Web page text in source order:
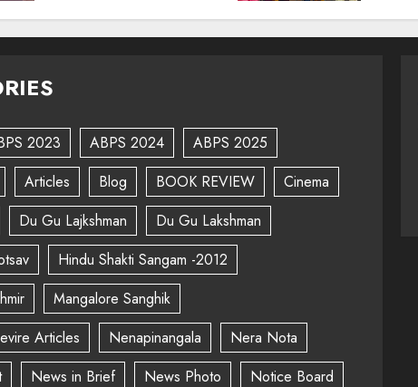
2023 ABPS 2024
ABPS 2025
Articles Blog BOOK REVIEW
Cinema
Du Gu Lajkshman
Du Gu Lakshman
Hindu Shakti Sangam -2012
Mangalore Sanghik
Articles
Nenapinangala
Nera Nota
News in Brief News Photo
Notice Board